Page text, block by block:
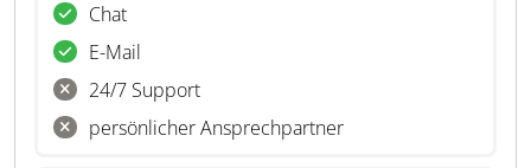
Chat
E-Mail
24/7 Support
persönlicher Ansprechpartner